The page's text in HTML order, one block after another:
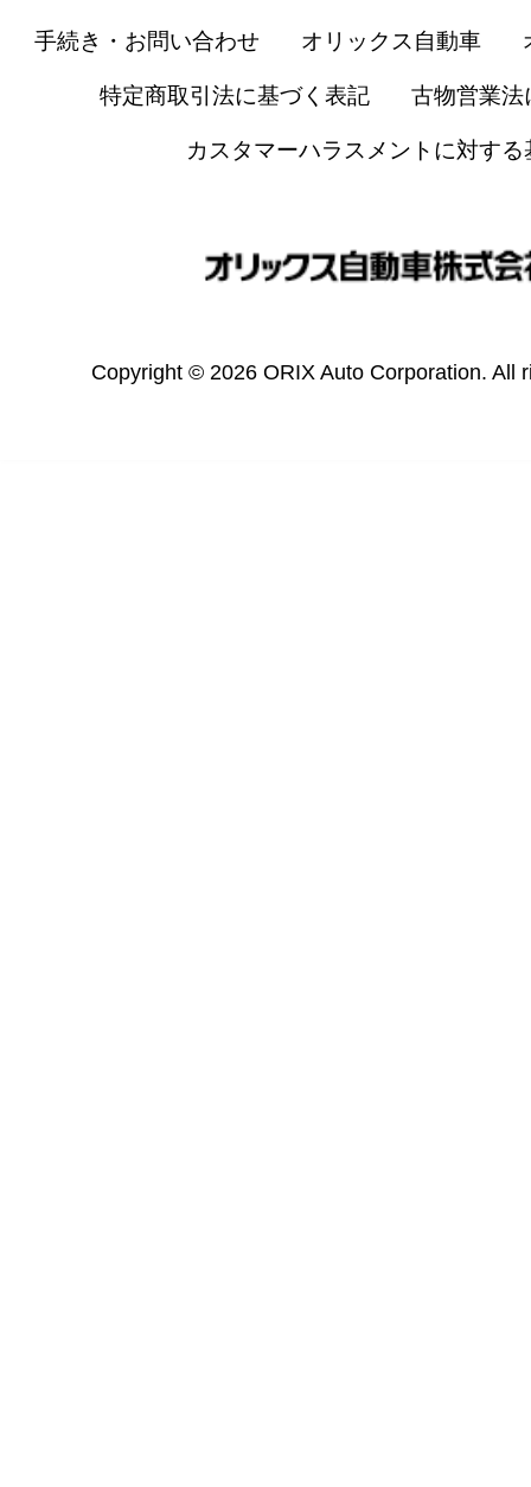
手続き・お問い合わせ オリックス自動車
特定商取引法に基づく表記 古物営業法
カスタマーハラスメントに対する
Copyright © 2026 ORIX Auto Corporation. All